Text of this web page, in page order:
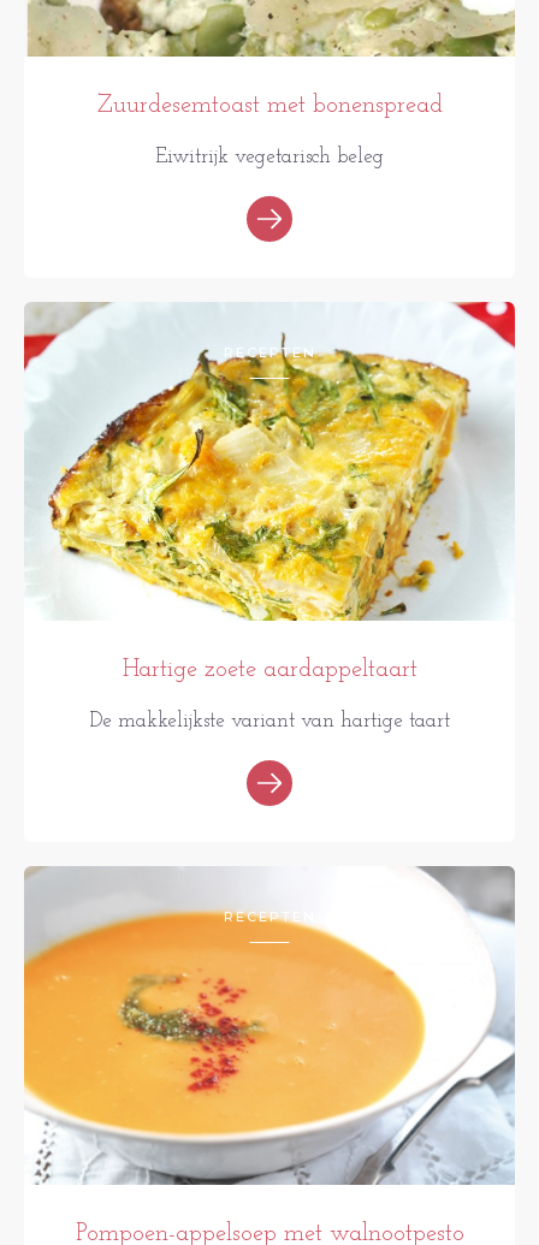
Zuurdesemtoast met bonenspread
Eiwitrijk vegetarisch beleg
RECEPTEN
Hartige zoete aardappeltaart
De makkelijkste variant van hartige taart
RECEPTEN
Pompoen-appelsoep met walnootpesto